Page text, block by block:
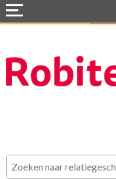
Webshops
Textiel